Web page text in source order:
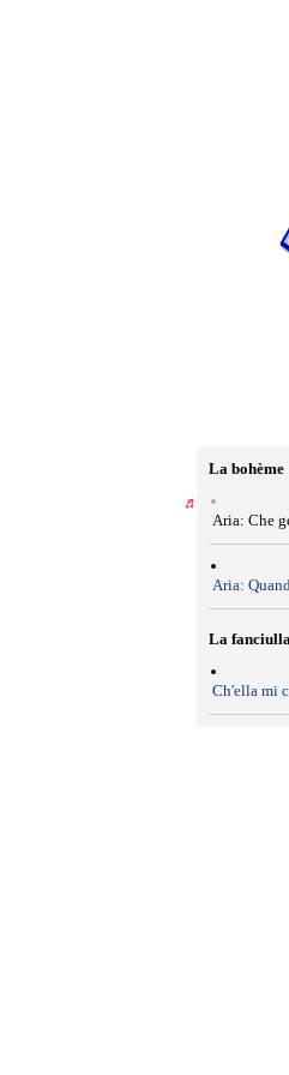
La bohème
Aria: Che
Aria:
La
Ch'ella mi